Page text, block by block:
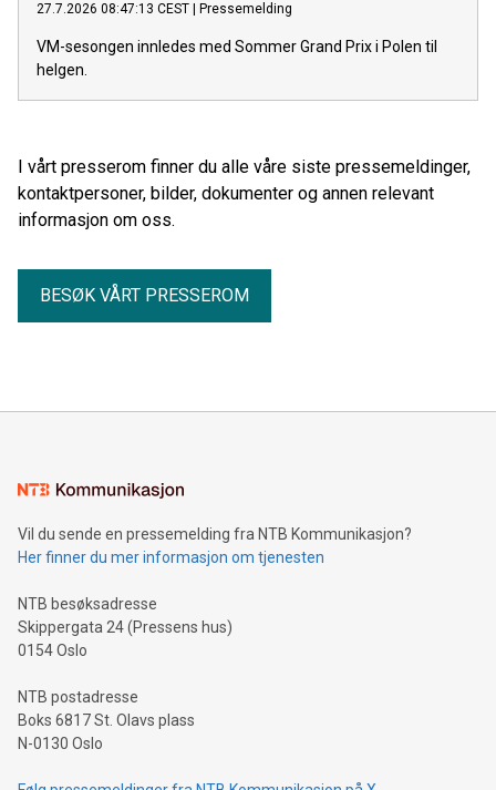
27.7.2026 08:47:13 CEST Pressemelding
VM-sesongen innledes med Sommer Grand Prix i Polen til
helgen.
I vårt presserom finner du alle våre siste pressemeldinger,
kontaktpersoner, bilder, dokumenter og annen relevant
informasjon om oss.
BESØK VÅRT PRESSEROM
Vil du sende en pressemelding fra NTB Kommunikasjon?
Her finner du mer informasjon om tjenesten
NTB besøksadresse
Skippergata 24 (Pressens hus)
0154 Oslo
NTB postadresse
Boks 6817 St. Olavs plass
N-0130 Oslo